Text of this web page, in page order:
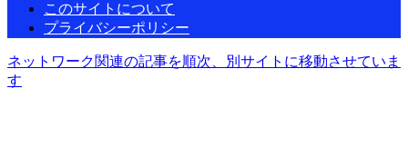
このサイトについて
プライバシーポリシー
ネットワーク関連の記事を順次、別サイトに移動させていま
す